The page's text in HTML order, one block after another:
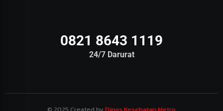
0821 8643 1119
24/7 Darurat